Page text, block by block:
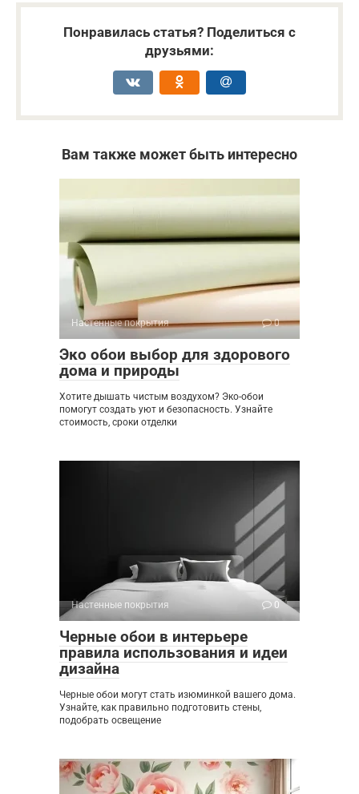
Понравилась статья? Поделиться с
друзьями:
Вам также может быть интересно
Настенные покрытия 0
Эко обои выбор для здорового
дома и природы
Хотите дышать чистым воздухом? Эко-обои
помогут создать уют и безопасность. Узнайте
стоимость, сроки отделки
Настенные покрытия 0
Черные обои в интерьере
правила использования и идеи
дизайна
Черные обои могут стать изюминкой вашего дома.
Узнайте, как правильно подготовить стены,
подобрать освещение